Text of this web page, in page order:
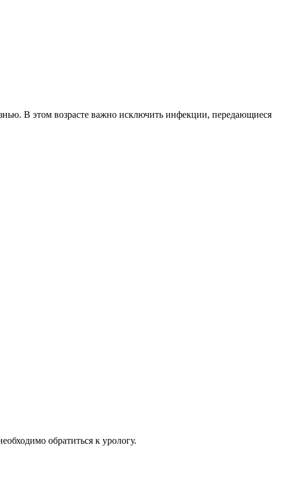
В этом возрасте важно исключить инфекции, передающиеся
обратиться к урологу.